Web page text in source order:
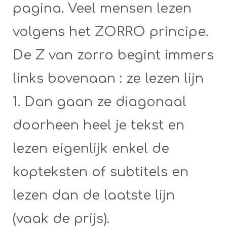
pagina. Veel mensen lezen
volgens het ZORRO principe.
De Z van zorro begint immers
links bovenaan : ze lezen lijn
1. Dan gaan ze diagonaal
doorheen heel je tekst en
lezen eigenlijk enkel de
kopteksten of subtitels en
lezen dan de laatste lijn
(vaak de prijs).